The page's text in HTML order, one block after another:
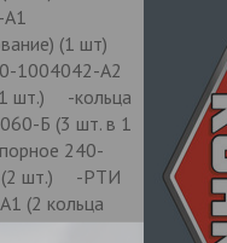
(1 шт)
1004042-А2
шт.) -кольца
Б (3 шт. в 1
240-
(2 шт.) -РТИ
(2 кольца
(1 компл)